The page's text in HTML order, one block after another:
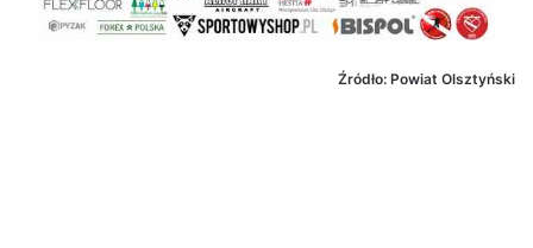
Źródło: Powiat Olsztyński